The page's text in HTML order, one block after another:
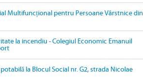
Multifuncțional pentru Persoane Vârstnice din
la incendiu - Colegiul Economic Emanuil
la Blocul Social nr. G2, strada Nicolae